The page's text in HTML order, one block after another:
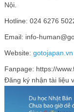
Nội.
Hotline: 024 6276
Email: info-
Website: gotojapan.vn
Fanpage: https://
Đăng ký nhận tài liệu